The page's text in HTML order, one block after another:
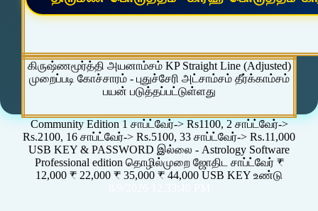
கிருஷ்ணமூர்த்தி அயனாம்சம் KP Straight Line (Adjusted)
முறைப்படி கோச்சாரம் - புதுச்சேரி அட்சாம்சம் தீர்க்காம்சம்
பயன் படுத்தப்பட்டுள்ளது
Community Edition 1 சாப்ட்வேர்-> Rs1100, 2 சாப்ட்வேர்->
Rs.2100, 16 சாப்ட்வேர்-> Rs.5100, 33 சாப்ட்வேர்-> Rs.11,000
USB KEY & PASSWORD இல்லை - Astrology Software
Professional edition தொழில்முறை ஜோதிட சாப்ட்வேர் ₹
12,000 ₹ 22,000 ₹ 35,000 ₹ 44,000 USB KEY உண்டு